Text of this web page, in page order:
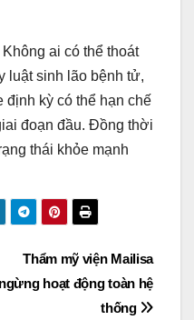
ai có thể thoát
luật sinh lão bệnh tử,
định kỳ có thể hạn chế
đoạn đầu. Đồng thời
thái khỏe mạnh
Thẩm mỹ viện Mailisa
ngừng hoạt động toàn hệ
thống